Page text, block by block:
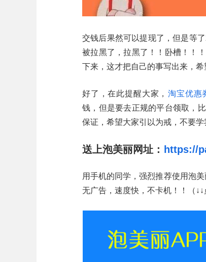
交钱后果然可以提现了，但是等
被拉黑了，拉黑了！！卧槽！！
下来，这才把自己的事写出来，希
好了，在此提醒大家， 淘宝优惠
钱，但是要去正规的平台领取，
保证，希望大家引以为戒，不要学
送上泡美丽网址： https://
用手机的同学，强烈推荐使用泡
无广告，速度快，不卡机！！（↓↓